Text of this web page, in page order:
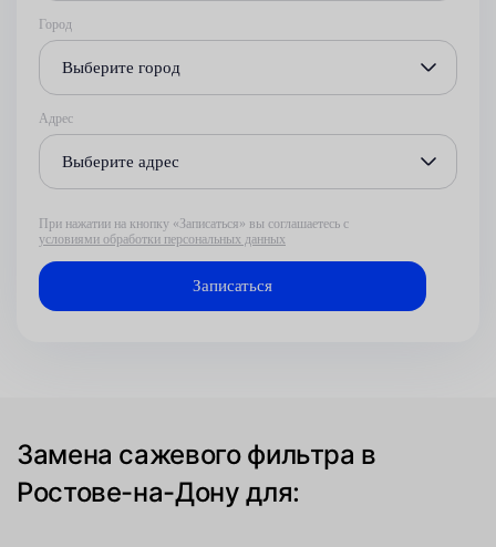
Город
Выберите город
Адрес
Выберите адрес
При нажатии на кнопку «Записаться» вы соглашаетесь с
условиями обработки персональных данных
Замена сажевого фильтра в
Ростове-на-Дону для: